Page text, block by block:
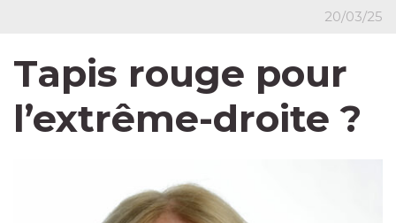
20/03/25
Tapis rouge pour
l’extrême-droite ?